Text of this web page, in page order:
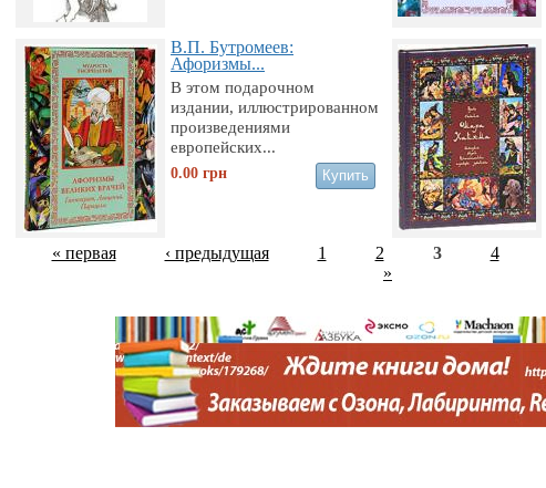
В.П. Бутромеев:
Афоризмы...
В этом подарочном
издании, иллюстрированном
произведениями
европейских...
0.00 грн
« первая ‹ предыдущая 1 2 3 4
»